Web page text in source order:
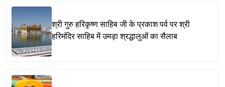
श्री गुरु हरिकृष्ण साहिब जी के प्रकाश पर्व पर श्री
हरिमंदिर साहिब में उमड़ा श्रद्धालुओं का सैलाब